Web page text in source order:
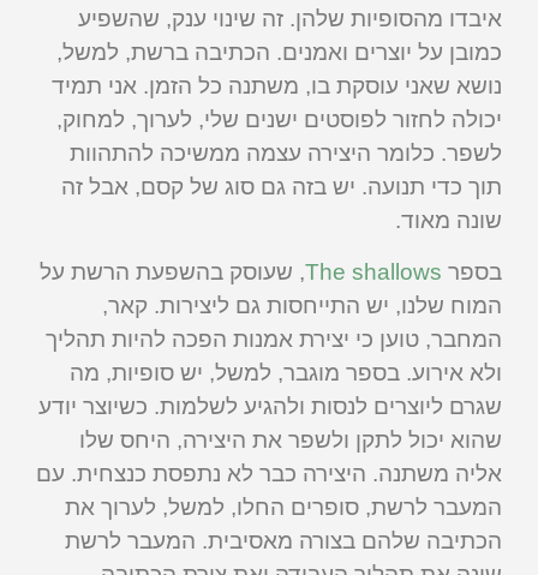
איבדו מהסופיות שלהן. זה שינוי ענק, שהשפיע
כמובן על יוצרים ואמנים. הכתיבה ברשת, למשל,
נושא שאני עוסקת בו, משתנה כל הזמן. אני תמיד
יכולה לחזור לפוסטים ישנים שלי, לערוך, למחוק,
לשפר. כלומר היצירה עצמה ממשיכה להתהוות
תוך כדי תנועה. יש בזה גם סוג של קסם, אבל זה
שונה מאוד.
בספר The shallows, שעוסק בהשפעת הרשת על
המוח שלנו, יש התייחסות גם ליצירות. קאר,
המחבר, טוען כי יצירת אמנות הפכה להיות תהליך
ולא אירוע. בספר מוגבר, למשל, יש סופיות, מה
שגרם ליוצרים לנסות ולהגיע לשלמות. כשיוצר יודע
שהוא יכול לתקן ולשפר את היצירה, היחס שלו
אליה משתנה. היצירה כבר לא נתפסת כנצחית. עם
המעבר לרשת, סופרים החלו, למשל, לערוך את
הכתיבה שלהם בצורה מאסיבית. המעבר לרשת